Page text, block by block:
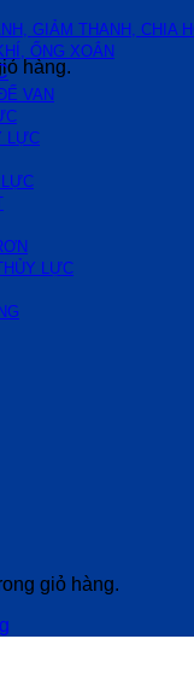
hàng.
GIẢM THANH, CHIA
ỐNG XOẮN
VAN
LỰC
LỰC
giỏ hàng.